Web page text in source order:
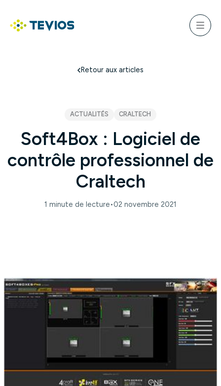
contenu
Menu
Soft4Box : Logiciel de
contrôle professionnel de
Craltech
Retour aux articles
ACTUALITÉS CRALTECH
1 minute de lecture•02 novembre 2021